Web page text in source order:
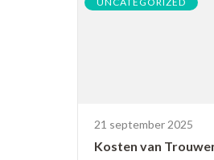
21 september 2025
Kosten van